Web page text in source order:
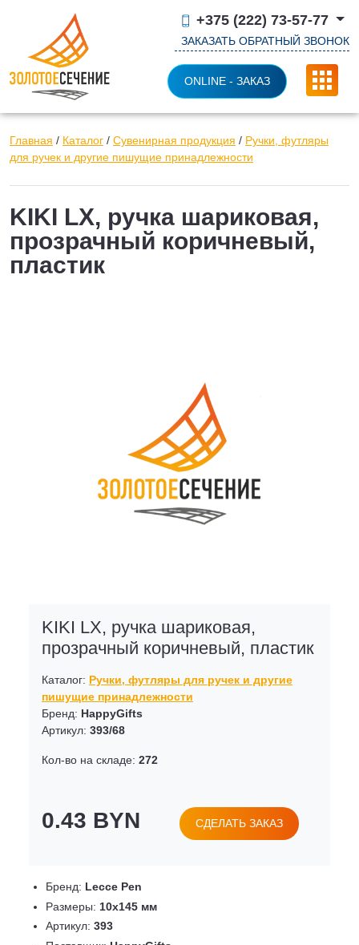
+375 (222) 73-57-77
ЗАКАЗАТЬ ОБРАТНЫЙ ЗВОНОК
ONLINE - ЗАКАЗ
Главная / Каталог / Сувенирная продукция / Ручки, футляры
для ручек и другие пишущие принадлежности
KIKI LX, ручка шариковая,
прозрачный коричневый,
пластик
KIKI LX, ручка шариковая,
прозрачный коричневый, пластик
Каталог: Ручки, футляры для ручек и другие
пишущие принадлежности
Бренд: HappyGifts
Артикул: 393/68
Кол-во на складе: 272
0.43 BYN СДЕЛАТЬ ЗАКАЗ
Бренд: Lecce Pen
Размеры: 10х145 мм
Артикул: 393